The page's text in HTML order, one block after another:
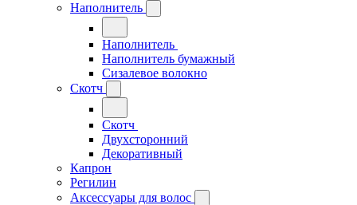
Наполнитель
Наполнитель
Наполнитель бумажный
Сизалевое волокно
Скотч
Скотч
Двухсторонний
Декоративный
Капрон
Регилин
Аксессуары для волос